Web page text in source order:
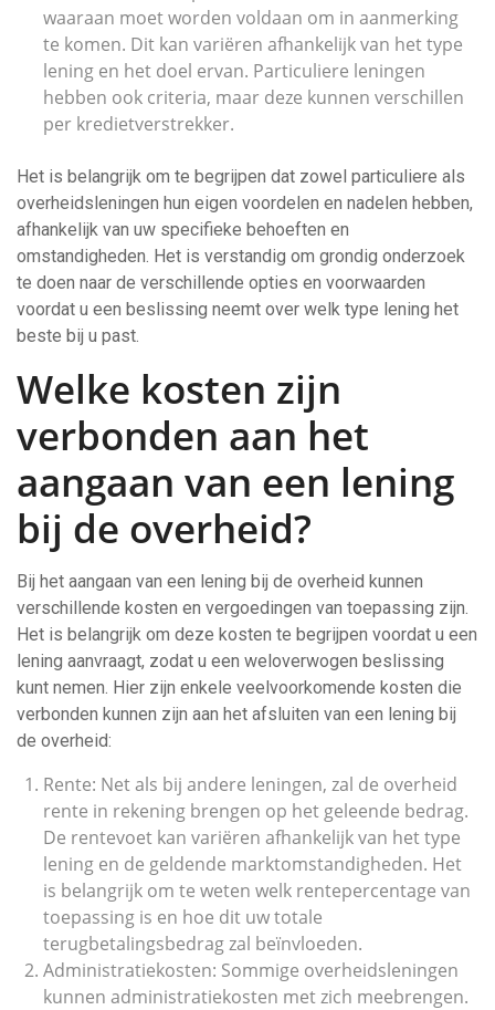
waaraan moet worden voldaan om in aanmerking
te komen. Dit kan variëren afhankelijk van het type
lening en het doel ervan. Particuliere leningen
hebben ook criteria, maar deze kunnen verschillen
per kredietverstrekker.
Het is belangrijk om te begrijpen dat zowel particuliere als
overheidsleningen hun eigen voordelen en nadelen hebben,
afhankelijk van uw specifieke behoeften en
omstandigheden. Het is verstandig om grondig onderzoek
te doen naar de verschillende opties en voorwaarden
voordat u een beslissing neemt over welk type lening het
beste bij u past.
Welke kosten zijn
verbonden aan het
aangaan van een lening
bij de overheid?
Bij het aangaan van een lening bij de overheid kunnen
verschillende kosten en vergoedingen van toepassing zijn.
Het is belangrijk om deze kosten te begrijpen voordat u een
lening aanvraagt, zodat u een weloverwogen beslissing
kunt nemen. Hier zijn enkele veelvoorkomende kosten die
verbonden kunnen zijn aan het afsluiten van een lening bij
de overheid:
Rente: Net als bij andere leningen, zal de overheid
rente in rekening brengen op het geleende bedrag.
De rentevoet kan variëren afhankelijk van het type
lening en de geldende marktomstandigheden. Het
is belangrijk om te weten welk rentepercentage van
toepassing is en hoe dit uw totale
terugbetalingsbedrag zal beïnvloeden.
Administratiekosten: Sommige overheidsleningen
kunnen administratiekosten met zich meebrengen.